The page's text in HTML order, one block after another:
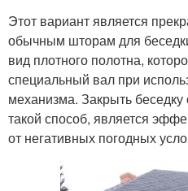
Этот вариант является
обычным шторам для
вид плотного полотна,
специальный вал при
механизма. Закрыть
такой способ, является
от негативных погодных